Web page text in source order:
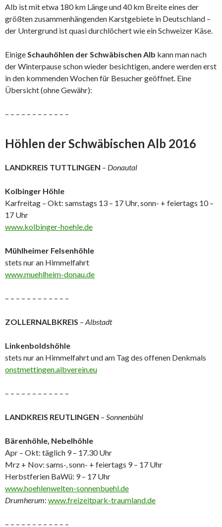
Alb ist mit etwa 180 km Länge und 40 km Breite eines der
größten zusammenhängenden Karstgebiete in Deutschland –
der Untergrund ist quasi durchlöchert wie ein Schweizer Käse.
EinigeSchauhöhlen der Schwäbischen Alb kann man nach
der Winterpause schon wieder besichtigen, andere werden erst
in den kommenden Wochen für Besucher geöffnet. Eine
Übersicht (ohne Gewähr):
– – – – – – – – – – – –
Höhlen der Schwäbischen Alb 2016
LANDKREIS TUTTLINGEN – Donautal
Kolbinger Höhle
Karfreitag – Okt: samstags 13 – 17 Uhr, sonn- + feiertags 10 –
17 Uhr
www.kolbinger-hoehle.de
Mühlheimer Felsenhöhle
stets nur an Himmelfahrt
www.muehlheim-donau.de
– – – – – – – – – – – –
ZOLLERNALBKREIS – Albstadt
Linkenboldshöhle
stets nur an Himmelfahrt und am Tag des offenen Denkmals
onstmettingen.albverein.eu
– – – – – – – – – – – –
LANDKREIS REUTLINGEN – Sonnenbühl
Bärenhöhle, Nebelhöhle
Apr – Okt: täglich 9 – 17.30 Uhr
Mrz + Nov: sams-, sonn- + feiertags 9 – 17 Uhr
Herbstferien BaWü: 9 – 17 Uhr
www.hoehlenwelten-sonnenbuehl.de
Drumherum: www.freizeitpark-traumland.de
– – – – – – – – – – – –